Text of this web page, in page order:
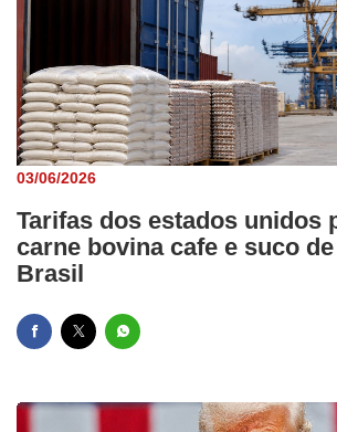
03/06/2026
Tarifas dos estados unidos
carne bovina cafe e suco
Brasil